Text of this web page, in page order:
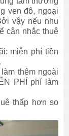
ven đô, ngoại
vậy nếu nhu
cân nhắc thuê
miễn phí tiền
thêm ngoài
PHÍ phí làm
thấp hơn so